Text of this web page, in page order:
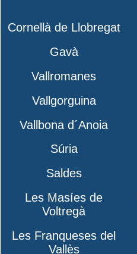
Cornellà de Llobregat
Gavà
Vallromanes
Vallgorguina
Vallbona d´Anoia
Súria
Saldes
Les Masíes de
Voltregà
Les Franqueses del
Vallès